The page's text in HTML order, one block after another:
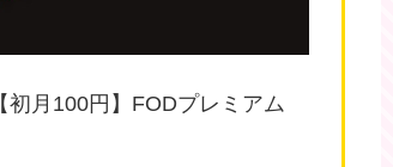
月100円】FODプレミアム